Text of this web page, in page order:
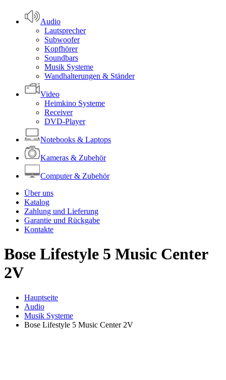
Audio
Lautsprecher
Subwoofer
Kopfhörer
Soundbars
Musik Systeme
Wandhalterungen & Ständer
Video
Heimkino Systeme
Receiver
DVD-Player
Notebooks & Laptops
Kameras & Zubehör
Computer & Zubehör
Über uns
Katalog
Zahlung und Lieferung
Garantie und Rückgabe
Kontakte
Bose Lifestyle 5 Music Center
2V
Hauptseite
Audio
Musik Systeme
Bose Lifestyle 5 Music Center 2V